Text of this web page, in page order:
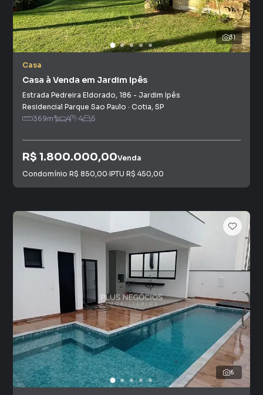
31
Casa
Casa à Venda em Jardim Ipês
Estrada Pedreira Eldorado, 186 - Jardim Ipês
Residencial Parque Sao Paulo · Cotia, SP
369m² 4 4 5
R$ 1.800.000,00Venda
Condomínio R$ 850,00·IPTU R$ 450,00
6